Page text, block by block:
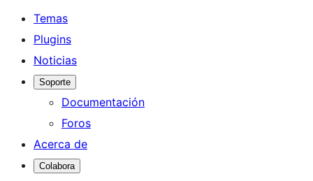
Temas
Plugins
Noticias
Soporte
Documentación
Foros
Acerca de
Colabora